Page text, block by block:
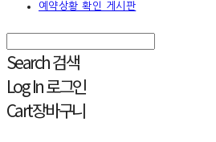
예약상황 확인 게시판
Search검색
Log In로그인
Cart장바구니